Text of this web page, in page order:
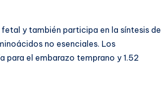
y también participa en la síntesis de
no esenciales. Los
para el embarazo temprano y 1.52